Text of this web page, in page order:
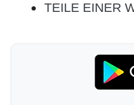
TEILE EINER